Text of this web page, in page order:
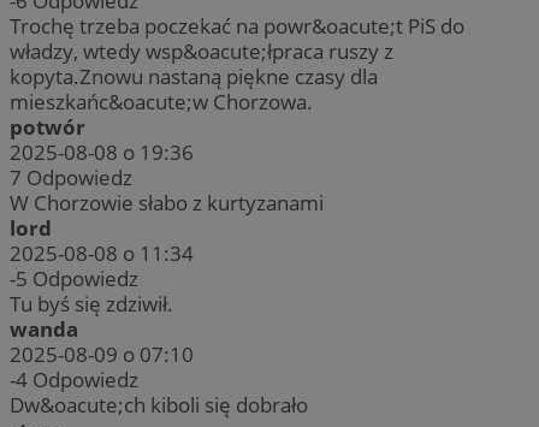
Trochę trzeba poczekać na powr&oacute;t PiS do
władzy, wtedy wsp&oacute;łpraca ruszy z
kopyta.Znowu nastaną piękne czasy dla
mieszkańc&oacute;w Chorzowa.
potwór
2025-08-08 o 19:36
7 Odpowiedz
W Chorzowie słabo z kurtyzanami
lord
2025-08-08 o 11:34
-5 Odpowiedz
Tu byś się zdziwił.
wanda
2025-08-09 o 07:10
-4 Odpowiedz
Dw&oacute;ch kiboli się dobrało